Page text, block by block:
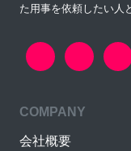
た用事を依頼したい人
COMPANY
会社概要